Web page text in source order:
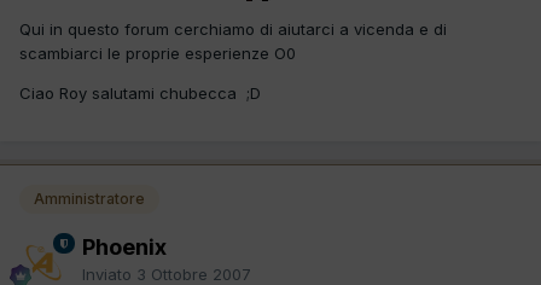
Qui in questo forum cerchiamo di aiutarci a vicenda e di
scambiarci le proprie esperienze O0
Ciao Roy salutami chubecca ;D
Amministratore
Phoenix
Inviato 3 Ottobre 2007